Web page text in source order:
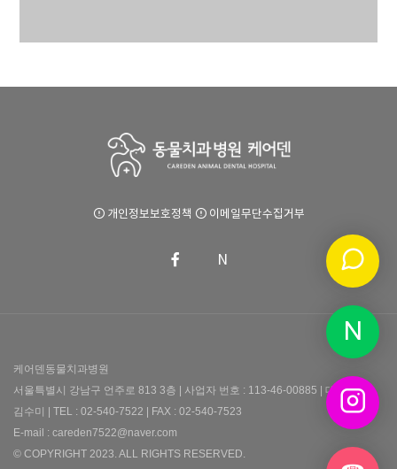
개인정보보호정책 이메일무단수집거부
N
케어덴동물치과병원
서울특별시 강남구 언주로 813 3층 | 사업자 번호 : 113-46-00885 | 대표 :
김수미 | TEL : 02-540-7522 | FAX : 02-540-7523
E-mail : careden7522@naver.com
© COPYRIGHT 2023. ALL RIGHTS RESERVED.
N